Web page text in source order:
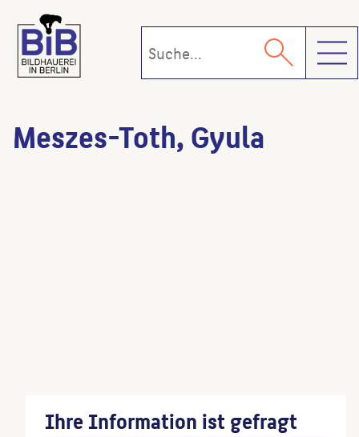
Meszes-Toth, Gyula
Ihre Information ist gefragt